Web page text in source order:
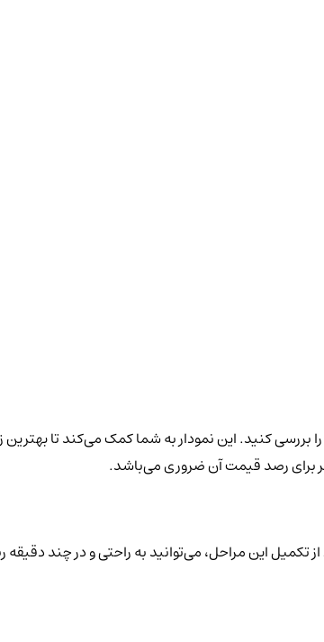
بررسی کنید. این نمودار به شما کمک می‌کند تا بهترین
برای رصد قیمت آن ضروری می‌باشد.
تکمیل این مراحل، می‌توانید به راحتی و در چند دقیقه